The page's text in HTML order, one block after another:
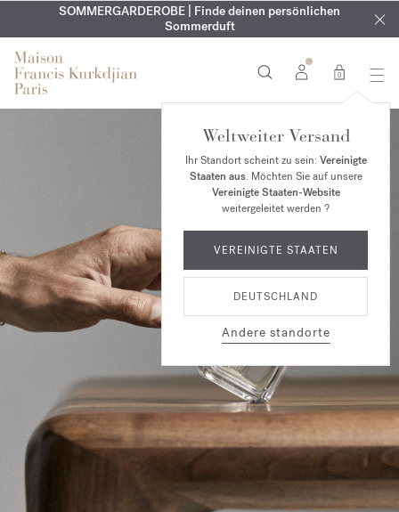
EXKLUSIV | Erhalten Sie OUD velvet moodin Ihrer Bestellung*
KOSTENLOSE GRAVUR | Auf alle Düfte und Körperöle bis zum
9. August
SOMMERGARDEROBE | Finde deinen persönlichen
Sommerduft
0
Weltweiter Versand
Ihr Standort scheint zu sein: Vereinigte
Staaten aus. Möchten Sie auf unsere
Vereinigte Staaten-Website
weitergeleitet werden ?
VEREINIGTE STAATEN
DEUTSCHLAND
Andere standorte